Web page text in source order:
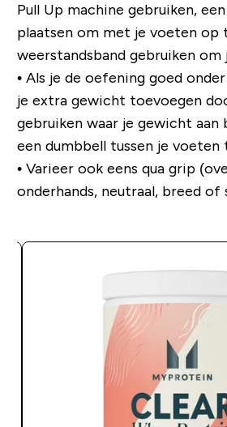
Pull Up machine gebruiken,
plaatsen om met je voeten op
weerstandsband gebruiken om
• Als je de oefening goed
je extra gewicht toevoegen
gebruiken waar je gewicht
een dumbbell tussen je voeten
• Varieer ook eens qua grip
onderhands, neutraal, breed